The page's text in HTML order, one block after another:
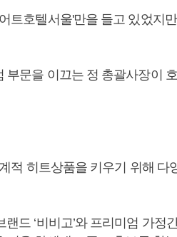
트호텔서울'만을 들고 있었지
부문을 이끄는 정 총괄사장이
적 히트상품을 키우기 위해 다
드 ‘비비고’와 프리미엄 가정